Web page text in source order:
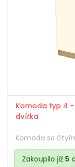
Komoda typ 4 -
dvířka
Komoda se
Zakoupilo již 5